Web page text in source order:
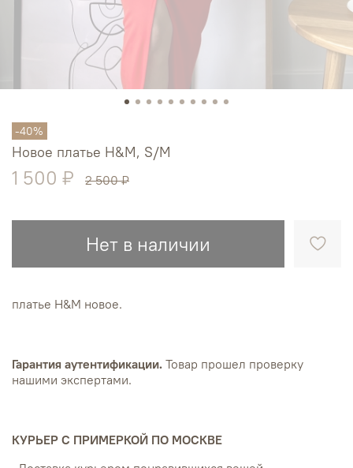
-40%
Новое платье H&M, S/M
1 500 ₽ 2 500 ₽
Нет в наличии
платье H&M новое.
Гарантия аутентификации. Товар прошел проверку
нашими экспертами.
КУРЬЕР С ПРИМЕРКОЙ ПО МОСКВЕ